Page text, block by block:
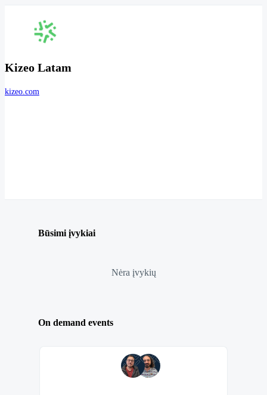
Kizeo Latam
kizeo.com
Būsimi įvykiai
Nėra įvykių
On demand events